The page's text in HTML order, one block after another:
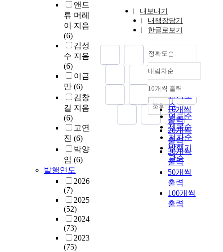
앤드
류 머레
이 지음
(6)
김성
수 지음
(6)
이금
만 (6)
김창
길 지음
(6)
고연
진 (6)
박양
임 (6)
발행연도
2026
(7)
2025
(52)
2024
(73)
2023
(75)
내보내기
내책장담기
한글로보기
정확도순
정확도
순
인기도
순
연도순
제목순
저자순
발행기
관순
내림차순
내림차순
10개씩 출력
10개씩
출력
20개씩
출력
30개씩
출력
50개씩
출력
100개씩
출력
조회